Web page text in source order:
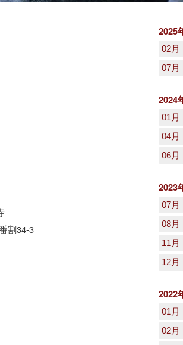
割34-3
2025
02月
07月
2024
01月
04月
06月
2023
07月
08月
11月
12月
2022
01月
02月